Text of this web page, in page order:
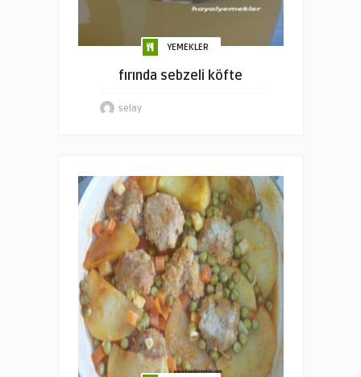
YEMEKLER
fırında sebzeli köfte
selay